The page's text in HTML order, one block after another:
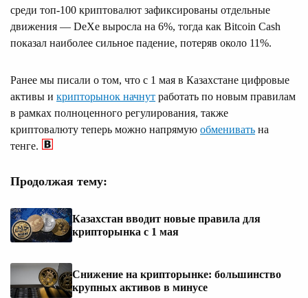
среди топ-100 криптовалют зафиксированы отдельные
движения — DeXe выросла на 6%, тогда как Bitcoin Cash
показал наиболее сильное падение, потеряв около 11%.
Ранее мы писали о том, что с 1 мая в Казахстане цифровые
активы и крипторынок начнут работать по новым правилам
в рамках полноценного регулирования, также
криптовалюту теперь можно напрямую обменивать на
тенге.
Продолжая тему:
Казахстан вводит новые правила для
крипторынка с 1 мая
Снижение на крипторынке: большинство
крупных активов в минусе